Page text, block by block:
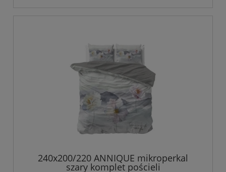
240x200/220 ANNIQUE mikroperkal
szary komplet pościeli